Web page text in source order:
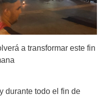
a transformar este fin
durante todo el fin de